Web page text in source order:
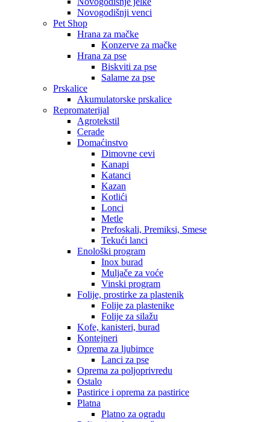
Novogodišnji venci
Pet Shop
Hrana za mačke
Konzerve za mačke
Hrana za pse
Biskviti za pse
Salame za pse
Prskalice
Akumulatorske prskalice
Repromaterijal
Agrotekstil
Cerade
Domaćinstvo
Dimovne cevi
Kanapi
Katanci
Kazan
Kotlići
Lonci
Metle
Prefoskali, Premiksi, Smese
Tekući lanci
Enološki program
Inox burad
Muljače za voće
Vinski program
Folije, prostirke za plastenik
Folije za plastenike
Folije za silažu
Kofe, kanisteri, burad
Kontejneri
Oprema za ljubimce
Lanci za pse
Oprema za poljoprivredu
Ostalo
Pastirice i oprema za pastirice
Platna
Platno za ogradu